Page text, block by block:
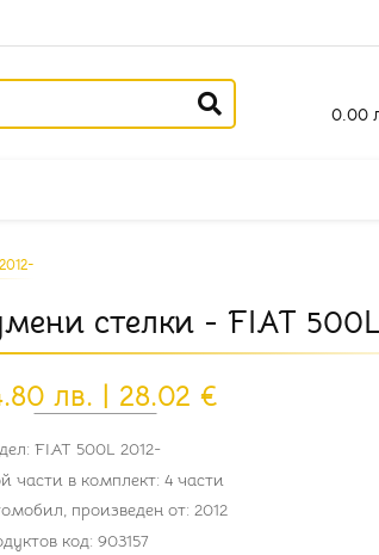
0.00
стелки - FIAT
лв. | 28.02 €
FIAT 500L 2012-
части в комплект: 4 части
произведен от: 2012
код: 903157